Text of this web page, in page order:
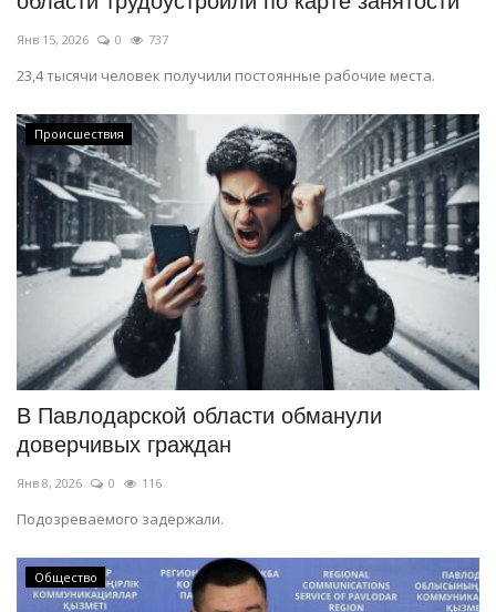
Янв 15, 2026 0 737
23,4 тысячи человек получили постоянные рабочие места.
Происшествия
В Павлодарской области обманули
доверчивых граждан
Янв 8, 2026 0 116
Подозреваемого задержали.
Общество